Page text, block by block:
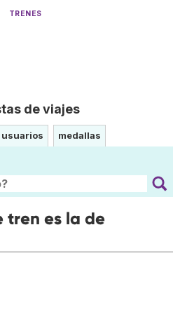
TRENES
de viajes
usuarios medallas
tren es la de